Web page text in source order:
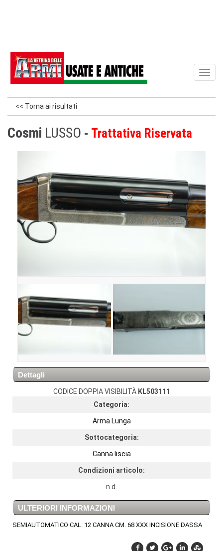
<< Torna ai risultati
Cosmi LUSSO Trattativa Riservata
Dettagli
CODICE DOPPIA VISIBILITÀKL503111
Categoria:
Arma Lunga
Sottocategoria:
Canna liscia
Condizioni articolo:
n.d.
ULTERIORI INFORMAZIONI
SEMIAUTOMATICO CAL. 12 CANNA CM. 68 XXX INCISIONE DASSA